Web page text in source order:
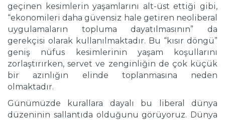
geçinen kesimlerin yaşamlarını alt-üst ettiği gibi,
“ekonomileri daha güvensiz hale getiren neoliberal
uygulamaların topluma dayatılmasının” da
gerekçisi olarak kullanılmaktadır. Bu “kısır döngü”
geniş nüfus kesimlerinin yaşam koşullarını
zorlaştırırken, servet ve zenginliğin de çok küçük
bir azınlığın elinde toplanmasına neden
olmaktadır.
Günümüzde kurallara dayalı bu liberal dünya
düzeninin sallantıda olduğunu görüyoruz. Dünya